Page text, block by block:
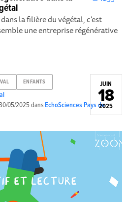
la filière du végétal, c’est
une entreprise régénérative
ENFANTS
05/2025dansEchoSciences Pays de
JUIN
18
2025